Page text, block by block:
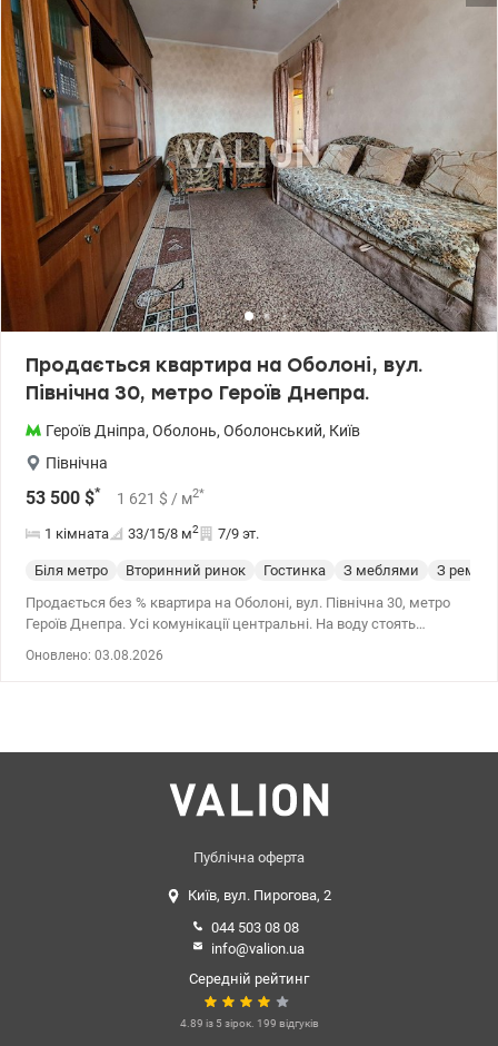
Продається квартира на Оболоні, вул.
Північна 30, метро Героїв Днепра.
Героїв Дніпра, Оболонь, Оболонський, Київ
Північна
53 500 $* 1 621 $ / м2*
1 кімната 33/15/8 м2 7/9 эт.
Біля метро Вторинний ринок Гостинка З меблями
З
Продається без % квартира на Оболоні, вул. Північна 30, метро
Героїв Днепра. Усі комунікації центральні. На воду стоять
доступності магазини, метро Героїв Дніпра. Поруч школа та
річка Дніпро та затоки. Чудова транспортна розв'язка Ціна:
53500 у.о. моб. 0664863383 Тетяна. valion.ua/1083523
Оновлено: 03.08.2026
Публічна оферта
Київ, вул. Пирогова, 2
044 503 08 08
info@valion.ua
Середній рейтинг
4.89 із 5 зірок. 199 відгуків